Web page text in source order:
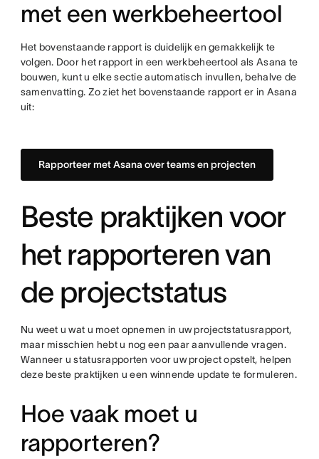
met een werkbeheertool
Het bovenstaande rapport is duidelijk en gemakkelijk te
volgen. Door het rapport in een werkbeheertool als Asana te
bouwen, kunt u elke sectie automatisch invullen, behalve de
samenvatting. Zo ziet het bovenstaande rapport er in Asana
uit:
Rapporteer met Asana over teams en projecten
Beste praktijken voor
het rapporteren van
de projectstatus
Nu weet u wat u moet opnemen in uw projectstatusrapport,
maar misschien hebt u nog een paar aanvullende vragen.
Wanneer u statusrapporten voor uw project opstelt, helpen
deze beste praktijken u een winnende update te formuleren.
Hoe vaak moet u
rapporteren?